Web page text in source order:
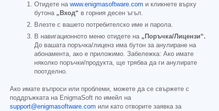
Отидете на www.enigmasoftware.com и кликнете върху
бутона „Вход“ в горния десен ъгъл.
Влезте с вашето потребителско име и парола.
В навигационното меню отидете на „Поръчка/Лицензи“.
До вашата поръчка/лиценз има бутон за анулиране на
абонамента, ако е приложимо. Забележка: Ако имате
няколко поръчки/продукта, ще трябва да ги анулирате
поотделно.
Ако имате въпроси или проблеми, можете да се свържете с
поддръжката на EnigmaSoft по имейл на
support@enigmasoftware.com или като отворите заявка за